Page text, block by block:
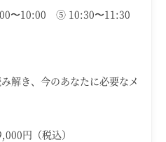
〜10:00 ⑤ 10:30〜11:30
解き、 今のあなたに必要なメ
円（税込）